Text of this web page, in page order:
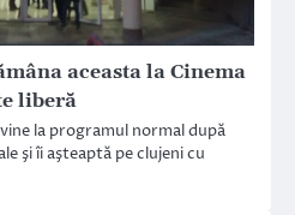
aceasta la Cinema
liberă
la programul normal după
şi îi aşteaptă pe clujeni cu